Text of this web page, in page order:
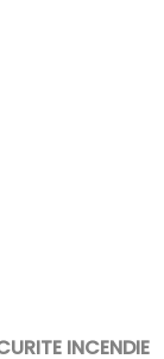
INCENDIE